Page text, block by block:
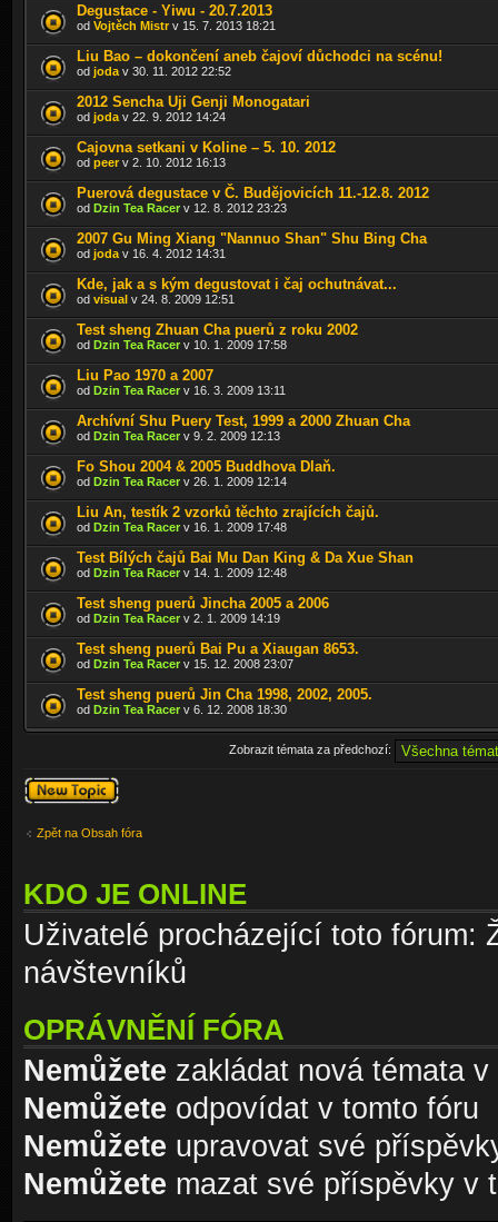
Degustace - Yiwu - 20.7.2013
od Vojtěch Mistr v 15. 7. 2013 18:21
Liu Bao – dokončení aneb čajoví důchodci na scénu!
od joda v 30. 11. 2012 22:52
2012 Sencha Uji Genji Monogatari
od joda v 22. 9. 2012 14:24
Cajovna setkani v Koline – 5. 10. 2012
od peer v 2. 10. 2012 16:13
Puerová degustace v Č. Budějovicích 11.-12.8. 2012
od Dzin Tea Racer v 12. 8. 2012 23:23
2007 Gu Ming Xiang "Nannuo Shan" Shu Bing Cha
od joda v 16. 4. 2012 14:31
Kde, jak a s kým degustovat i čaj ochutnávat...
od visual v 24. 8. 2009 12:51
Test sheng Zhuan Cha puerů z roku 2002
od Dzin Tea Racer v 10. 1. 2009 17:58
Liu Pao 1970 a 2007
od Dzin Tea Racer v 16. 3. 2009 13:11
Archívní Shu Puery Test, 1999 a 2000 Zhuan Cha
od Dzin Tea Racer v 9. 2. 2009 12:13
Fo Shou 2004 & 2005 Buddhova Dlaň.
od Dzin Tea Racer v 26. 1. 2009 12:14
Liu An, testík 2 vzorků těchto zrajících čajů.
od Dzin Tea Racer v 16. 1. 2009 17:48
Test Bílých čajů Bai Mu Dan King & Da Xue Shan
od Dzin Tea Racer v 14. 1. 2009 12:48
Test sheng puerů Jincha 2005 a 2006
od Dzin Tea Racer v 2. 1. 2009 14:19
Test sheng puerů Bai Pu a Xiaugan 8653.
od Dzin Tea Racer v 15. 12. 2008 23:07
Test sheng puerů Jin Cha 1998, 2002, 2005.
od Dzin Tea Racer v 6. 12. 2008 18:30
Zobrazit témata za předchozí:
Odeslat nové
téma
Zpět na Obsah fóra
KDO JE ONLINE
Uživatelé procházející toto fórum:
návštevníků
OPRÁVNĚNÍ FÓRA
Nemůžete zakládat nová témata
Nemůžete odpovídat v tomto fóru
Nemůžete upravovat své
Nemůžete mazat své příspěvky v